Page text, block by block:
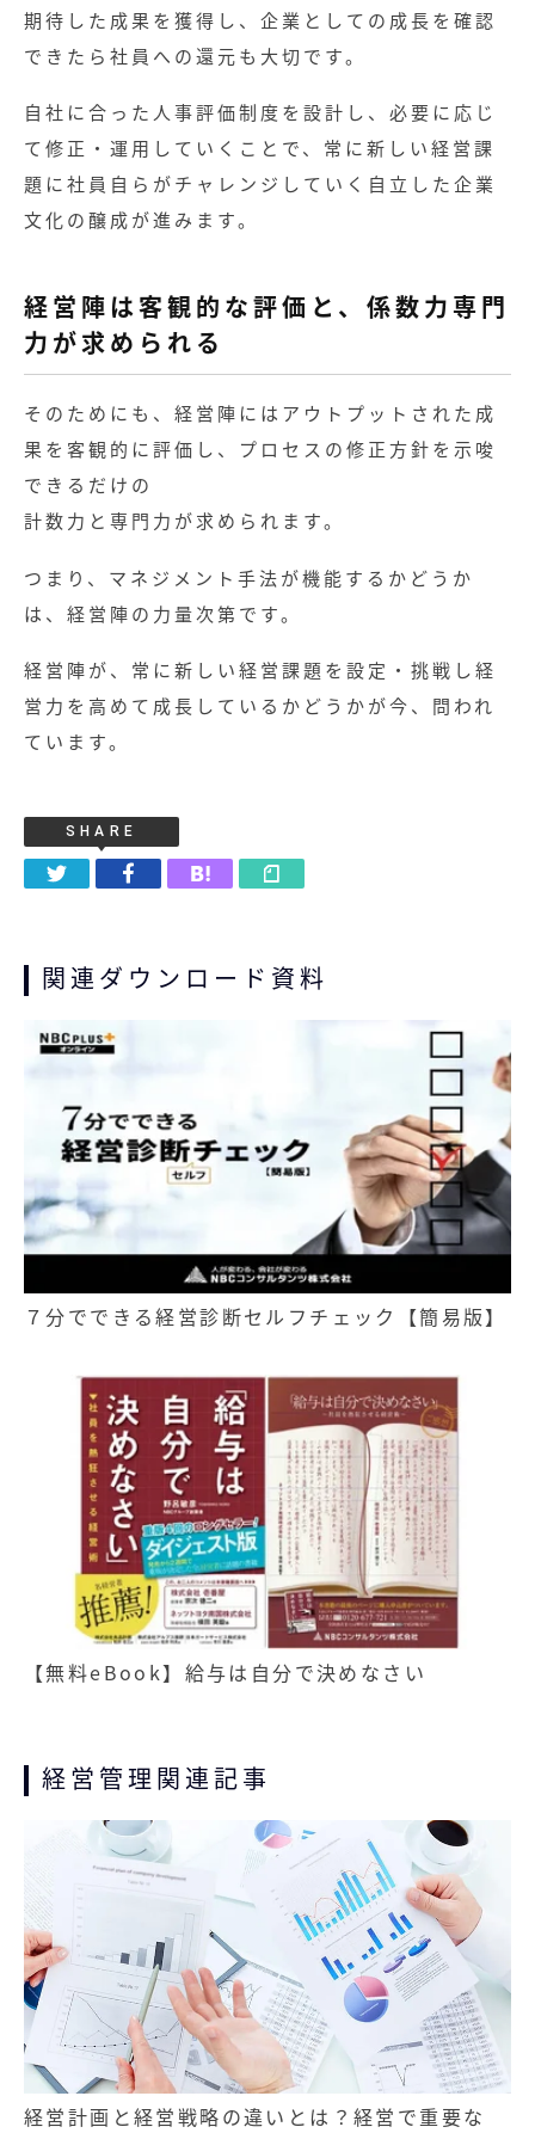
期待した成果を獲得し、企業としての成長を確認
できたら社員への還元も大切です。
自社に合った人事評価制度を設計し、必要に応じ
て修正・運用していくことで、常に新しい経営課
題に社員自らがチャレンジしていく自立した企業
文化の醸成が進みます。
経営陣は客観的な評価と、係数力専門
力が求められる
そのためにも、経営陣にはアウトプットされた成
果を客観的に評価し、プロセスの修正方針を示唆
できるだけの
計数力と専門力が求められます。
つまり、マネジメント手法が機能するかどうか
は、経営陣の力量次第です。
経営陣が、常に新しい経営課題を設定・挑戦し経
営力を高めて成長しているかどうかが今、問われ
ています。
SHARE
関連ダウンロード資料
７分でできる経営診断セルフチェック【簡易版】
【無料eBook】給与は自分で決めなさい
経営管理関連記事
経営計画と経営戦略の違いとは？経営で重要な